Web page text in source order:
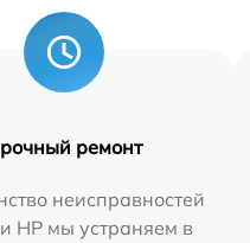
ремонт
неисправностей
HP мы устраняем в